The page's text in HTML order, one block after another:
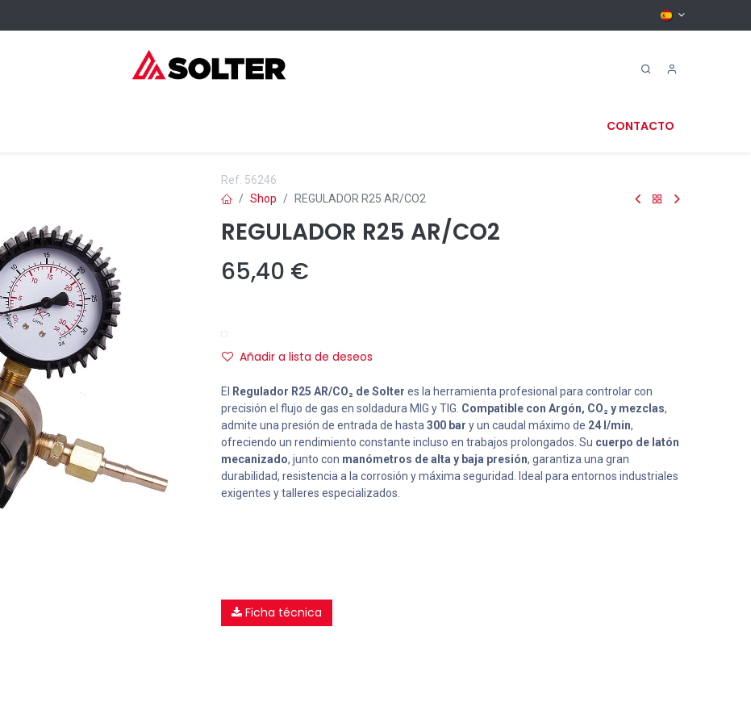
CONTACTO
Ref. 56246
Shop
REGULADOR R25 AR/CO2
REGULADOR R25 AR/CO2
65,40 €
Añadir a lista de deseos
El Regulador R25 AR/CO₂ de Solter es la herramienta profesional para controlar con
precisión el flujo de gas en soldadura MIG y TIG. Compatible con Argón, CO₂ y mezclas,
admite una presión de entrada de hasta 300 bar y un caudal máximo de 24 l/min,
ofreciendo un rendimiento constante incluso en trabajos prolongados. Su cuerpo de latón
mecanizado, junto con manómetros de alta y baja presión, garantiza una gran
durabilidad, resistencia a la corrosión y máxima seguridad. Ideal para entornos industriales
exigentes y talleres especializados.
Ficha técnica